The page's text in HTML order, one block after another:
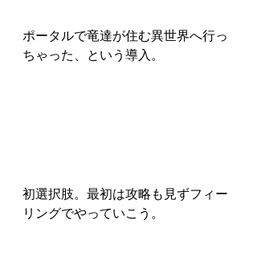
ポータルで竜達が住む異世界へ行っ
ちゃった、という導入。
初選択肢。最初は攻略も見ずフィー
リングでやっていこう。